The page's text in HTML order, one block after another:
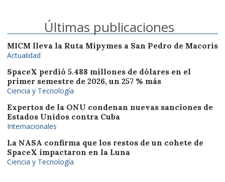
Últimas publicaciones
MICM lleva la Ruta Mipymes a San Pedro de Macorís
Actualidad
SpaceX perdió 5.488 millones de dólares en el
primer semestre de 2026, un 257 % más
Ciencia y Tecnología
Expertos de la ONU condenan nuevas sanciones de
Estados Unidos contra Cuba
Internacionales
La NASA confirma que los restos de un cohete de
SpaceX impactaron en la Luna
Ciencia y Tecnología